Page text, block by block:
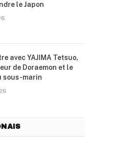
le Japon
avec YAJIMA Tetsuo,
de Doraemon et le
sous-marin